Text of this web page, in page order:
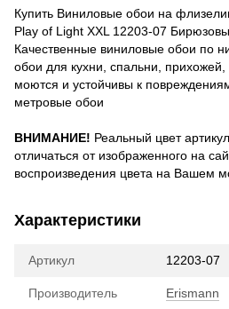
Купить Виниловые обои на
Play of Light XXL 12203-07
Качественные виниловые обои по
обои для кухни, спальни,
моются и устойчивы к
метровые обои
ВНИМАНИЕ! Реальный цвет
отличаться от изображенного на
воспроизведения цвета на Вашем
Характеристики
Артикул 12203-07
Производитель Erismann